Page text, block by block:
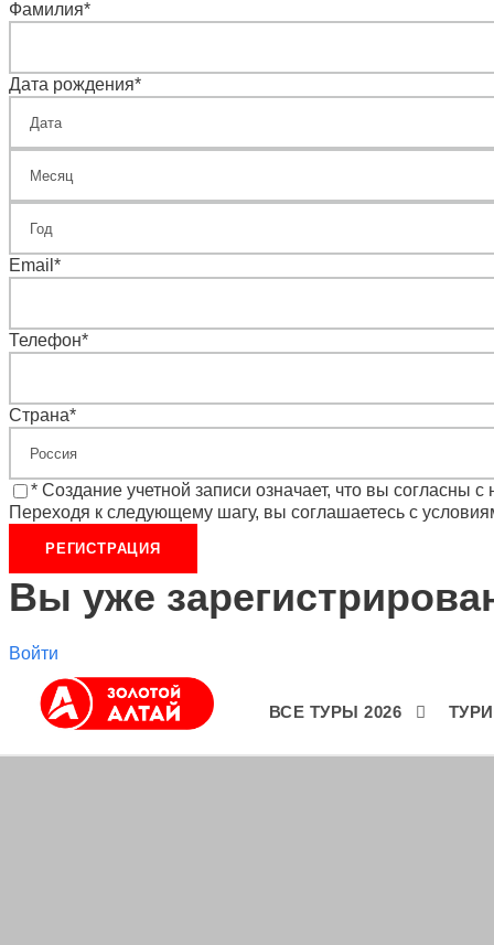
Фамилия*
Дата рождения*
Email *
Телефон*
Страна*
* Создание учетной записи означает, что вы согласны
Переходя к следующему шагу, вы соглашаетесь с
Вы уже
Войти
ВСЕ ТУРЫ 2026